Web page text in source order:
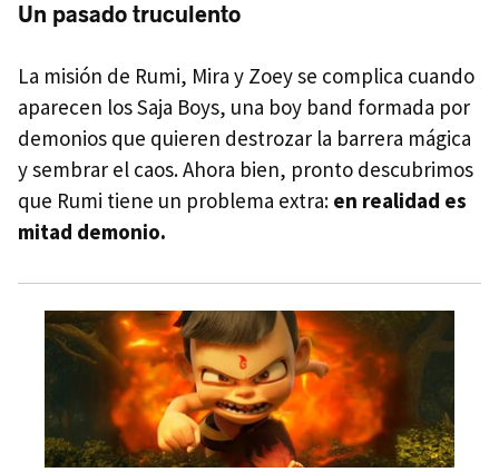
Un pasado truculento
La misión de Rumi, Mira y Zoey se complica cuando
aparecen los Saja Boys, una boy band formada por
demonios que quieren destrozar la barrera mágica
y sembrar el caos. Ahora bien, pronto descubrimos
que Rumi tiene un problema extra: en realidad es
mitad demonio.